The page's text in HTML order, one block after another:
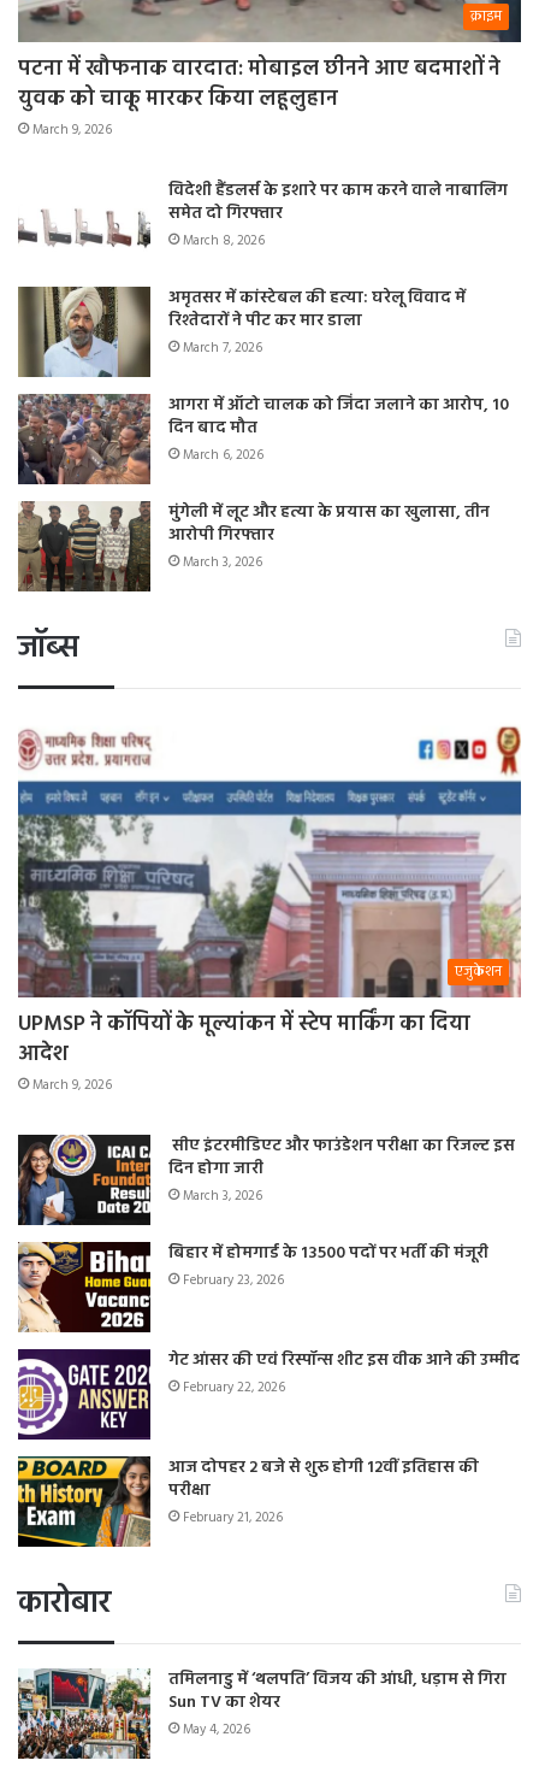
क्राइम
पटना में खौफनाक वारदात: मोबाइल छीनने आए बदमाशों ने
युवक को चाकू मारकर किया लहूलुहान
March 9, 2026
विदेशी हैंडलर्स के इशारे पर काम करने वाले नाबालिग
समेत दो गिरफ्तार
March 8, 2026
अमृतसर में कांस्टेबल की हत्या: घरेलू विवाद में
रिश्तेदारों ने पीट कर मार डाला
March 7, 2026
आगरा में ऑटो चालक को जिंदा जलाने का आरोप, 10
दिन बाद मौत
March 6, 2026
मुंगेली में लूट और हत्या के प्रयास का खुलासा, तीन
आरोपी गिरफ्तार
March 3, 2026
जॉब्स
एजुकेशन
UPMSP ने कॉपियों के मूल्यांकन में स्टेप मार्किंग का दिया
आदेश
March 9, 2026
सीए इंटरमीडिएट और फाउंडेशन परीक्षा का रिजल्ट इस
दिन होगा जारी
March 3, 2026
बिहार में होमगार्ड के 13500 पदों पर भर्ती की मंजूरी
February 23, 2026
गेट आंसर की एवं रिस्पॉन्स शीट इस वीक आने की उम्मीद
February 22, 2026
आज दोपहर 2 बजे से शुरू होगी 12वीं इतिहास की
परीक्षा
February 21, 2026
कारोबार
तमिलनाडु में ‘थलपति’ विजय की आंधी, धड़ाम से गिरा
Sun TV का शेयर
May 4, 2026